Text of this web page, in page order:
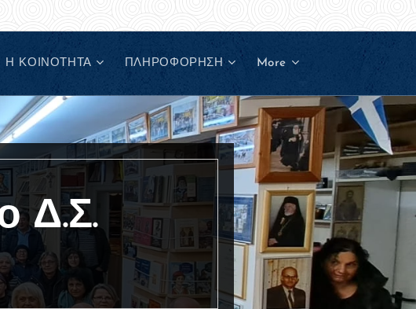
Η ΚΟΙΝΟΤΗΤΑ ΠΛΗΡΟΦΟΡΗΣΗ More
Δ.Σ.